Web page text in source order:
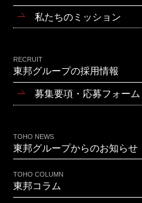
私たちのミッション
RECRUIT
東邦グループの採用情報
募集要項・応募フォーム
TOHO NEWS
東邦グループからのお知らせ
TOHO COLUMN
東邦コラム